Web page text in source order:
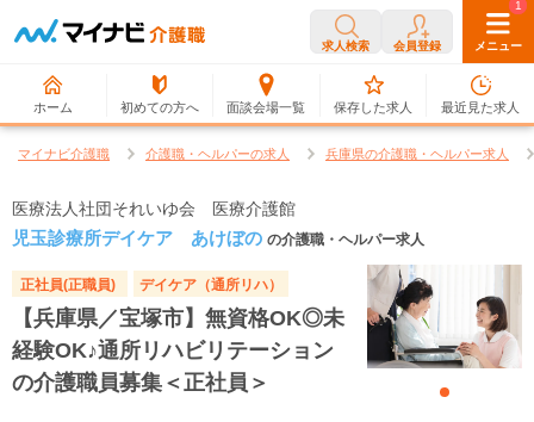
求人検索 会員登録 メニュー
ホーム 初めての方へ 面談会場一覧
0
保存した求人
1
最近見た求人
マイナビ介護職 介護職・ヘルパーの求人 兵庫県の介護職・ヘルパー求人
医療法人社団それいゆ会 医療介護館
児玉診療所デイケア あけぼの の介護職・ヘルパー求人
正社員(正職員) デイケア（通所リハ）
【兵庫県／宝塚市】無資格OK◎未
経験OK♪通所リハビリテーション
の介護職員募集＜正社員＞